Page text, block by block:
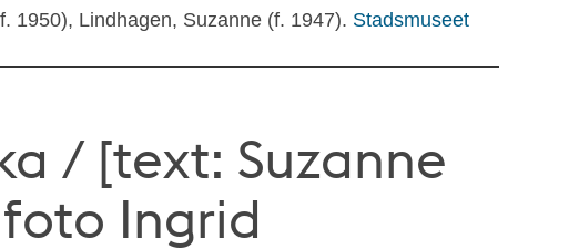
1950), Lindhagen, Suzanne (f. 1947). Stadsmuseet
/ [text: Suzanne
Ingrid